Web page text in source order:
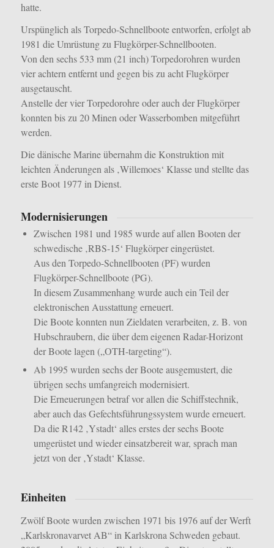
hatte.
Urspünglich als Torpedo-Schnellboote entworfen, erfolgt ab
1981 die Umrüstung zu Flugkörper-Schnellbooten.
Von den sechs 533 mm (21 inch) Torpedorohren wurden
vier achtern entfernt und gegen bis zu acht Flugkörper
ausgetauscht.
Anstelle der vier Torpedorohre oder auch der Flugkörper
konnten bis zu 20 Minen oder Wasserbomben mitgeführt
werden.
Die dänische Marine übernahm die Konstruktion mit
leichten Änderungen als ‚Willemoes‘ Klasse und stellte das
erste Boot 1977 in Dienst.
Modernisierungen
Zwischen 1981 und 1985 wurde auf allen Booten der
schwedische ‚RBS-15‘ Flugkörper eingerüstet.
Aus den Torpedo-Schnellbooten (PF) wurden
Flugkörper-Schnellboote (PG).
In diesem Zusammenhang wurde auch ein Teil der
elektronischen Ausstattung erneuert.
Die Boote konnten nun Zieldaten verarbeiten, z. B. von
Hubschraubern, die über dem eigenen Radar-Horizont
der Boote lagen („OTH-targeting“).
Ab 1995 wurden sechs der Boote ausgemustert, die
übrigen sechs umfangreich modernisiert.
Die Erneuerungen betraf vor allen die Schiffstechnik,
aber auch das Gefechtsführungssystem wurde erneuert.
Da die R142 ‚Ystadt‘ alles erstes der sechs Boote
umgerüstet und wieder einsatzbereit war, sprach man
jetzt von der ‚Ystadt‘ Klasse.
Einheiten
Zwölf Boote wurden zwischen 1971 bis 1976 auf der Werft
„Karlskronavarvet AB“ in Karlskrona Schweden gebaut.